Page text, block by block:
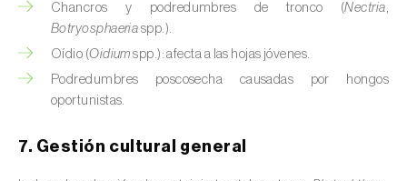
Caña de azúcar (Saccharum spp. )
Cáñamo / Cannabis (Cannabis sativa
Caqui ( Diospyros spp.
Chancros y podredumbres de tronco (Nectria,
Botryosphaeria spp.).
Oídio (Oidium spp.): afecta a las hojas jóvenes.
Podredumbres poscosecha causadas por hongos
oportunistas.
7. Gestión cultural general